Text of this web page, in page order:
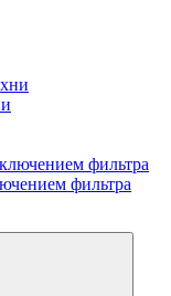
фильтра